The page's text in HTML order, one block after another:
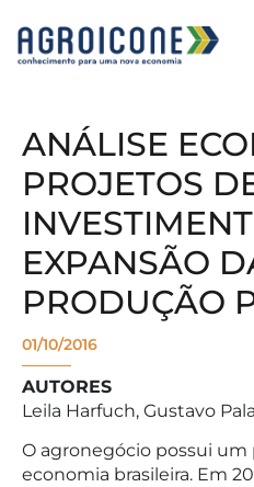
ANÁLISE
PROJETOS
EXPANSÃO
PRODUÇÃO
01/10/2016
AUTORES
Leila Harfuch, Gustavo
O agronegócio possui
economia brasileira. Em